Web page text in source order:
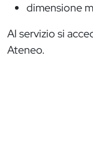
dimensione
Al servizio si
Ateneo.